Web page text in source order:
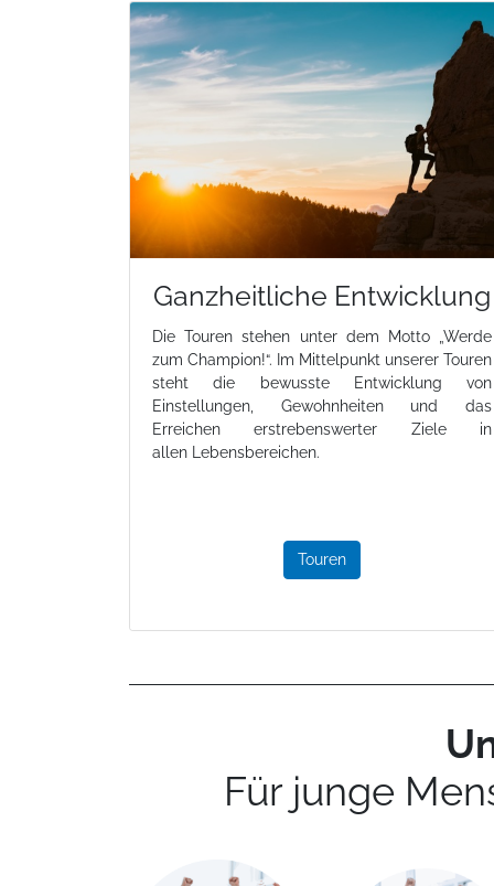
Ganzheitliche Entwicklung
Die Touren stehen unter dem Motto „Werde
zum Champion!“. Im Mittelpunkt unserer Touren
steht die bewusste Entwicklung von
Einstellungen, Gewohnheiten und das
Erreichen erstrebenswerter Ziele in
allen Lebensbereichen.
Touren
Für junge